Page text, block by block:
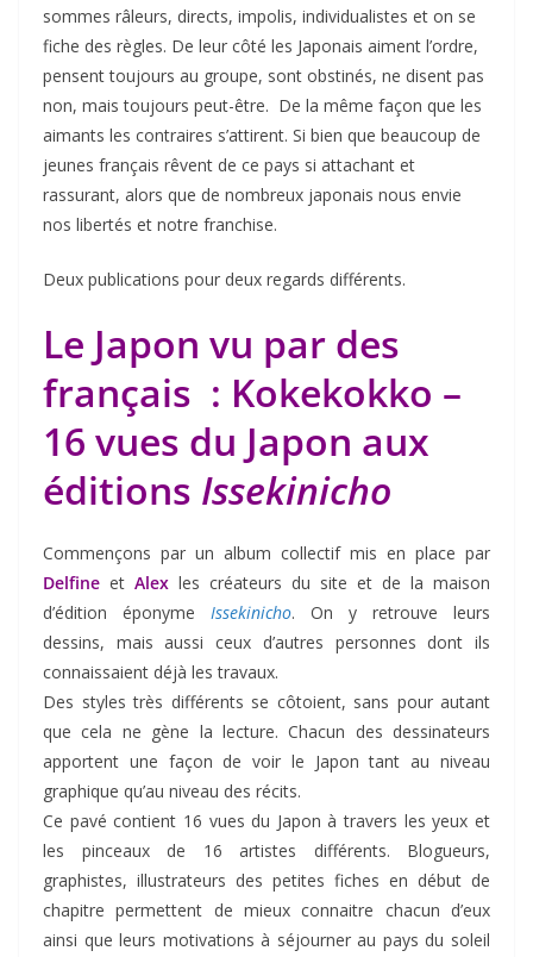
sommes râleurs, directs, impolis, individualistes et on se
fiche des règles. De leur côté les Japonais aiment l’ordre,
pensent toujours au groupe, sont obstinés, ne disent pas
non, mais toujours peut-être. De la même façon que les
aimants les contraires s’attirent. Si bien que beaucoup de
jeunes français rêvent de ce pays si attachant et
rassurant, alors que de nombreux japonais nous envie
nos libertés et notre franchise.
Deux publications pour deux regards différents.
Le Japon vu par des
français : Kokekokko –
16 vues du Japon aux
éditions Issekinicho
Commençons par un album collectif mis en place par
Delfine et Alex les créateurs du site et de la maison
d’édition éponyme Issekinicho. On y retrouve leurs
dessins, mais aussi ceux d’autres personnes dont ils
connaissaient déjà les travaux.
Des styles très différents se côtoient, sans pour autant
que cela ne gène la lecture. Chacun des dessinateurs
apportent une façon de voir le Japon tant au niveau
graphique qu’au niveau des récits.
Ce pavé contient 16 vues du Japon à travers les yeux et
les pinceaux de 16 artistes différents. Blogueurs,
graphistes, illustrateurs des petites fiches en début de
chapitre permettent de mieux connaitre chacun d’eux
ainsi que leurs motivations à séjourner au pays du soleil